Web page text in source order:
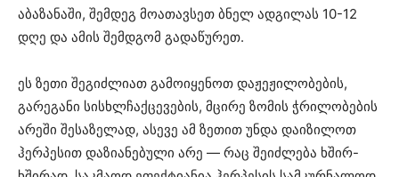
აბაზანაში, შემდეგ მოათავსეთ ბნელ ადგილას 10-12
დღე და ამის შემდგომ გადაწურეთ.
ეს ზეთი შეგიძლიათ გამოიყენოთ დაჟეჟილობების,
გარეგანი სისხლჩაქცევების, მცირე ზომის ჭრილობების
არეში შესაზელად, ასევე ამ ზეთით უნდა დაიზილოთ
ჰერპესით დაზიანებული არე — რაც შეიძლება ხშირ-